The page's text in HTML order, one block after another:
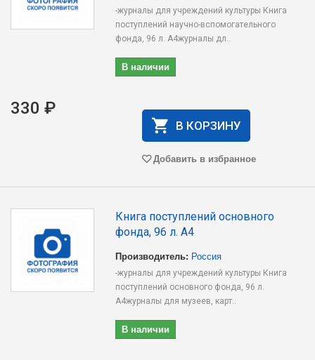
-журналы для учреждений культуры Книга
поступлений научно-вспомогательного
фонда, 96 л. А4журналы дл..
В наличии
330 ₽
В КОРЗИНУ
Добавить в избранное
Книга поступлений основного
фонда, 96 л. А4
Производитель: Россия
-журналы для учреждений культуры Книга
поступлений основного фонда, 96 л.
А4журналы для музеев, карт..
В наличии